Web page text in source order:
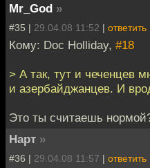
Mr_God »
#35 | 29.04.08 11:52 | ответить
Кому: Doc Holliday, #18
> А так, тут и чеченцев
и азербайджанцев. И
Это ты считаешь
Нарт »
#36 | 29.04.08 11:57 | ответить